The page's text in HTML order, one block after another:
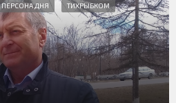
ПЕРСОНА ДНЯ ТИХРЫБКОМ